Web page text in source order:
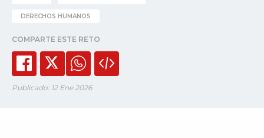
DERECHOS HUMANOS
COMPARTE ESTE RETO
Publicado: 12 Ene 2026